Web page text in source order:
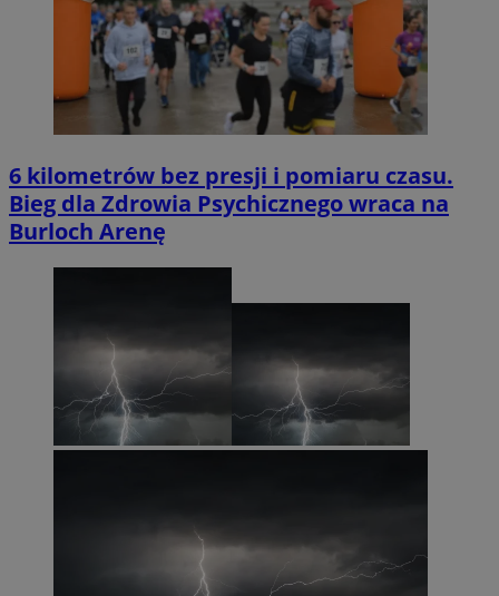
6 kilometrów bez presji i pomiaru czasu.
Bieg dla Zdrowia Psychicznego wraca na
Burloch Arenę